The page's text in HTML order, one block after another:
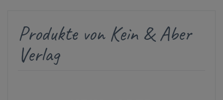
Produkte von Kein & Aber
Verlag